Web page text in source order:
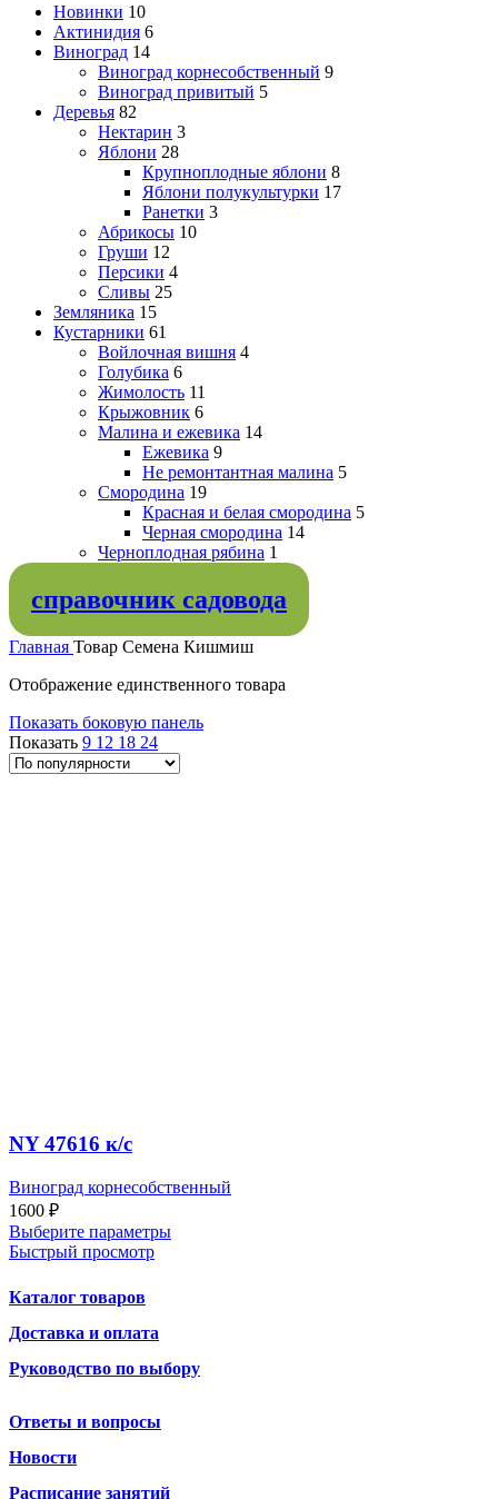
Новинки 10
Актинидия 6
Виноград 14
Виноград корнесобственный 9
Виноград привитый 5
Деревья 82
Нектарин 3
Яблони 28
Крупноплодные яблони 8
Яблони полукультурки 17
Ранетки 3
Абрикосы 10
Груши 12
Персики 4
Сливы 25
Земляника 15
Кустарники 61
Войлочная вишня 4
Голубика 6
Жимолость 11
Крыжовник 6
Малина и ежевика 14
Ежевика 9
Не ремонтантная малина 5
Смородина 19
Красная и белая смородина 5
Черная смородина 14
Черноплодная рябина 1
справочник садовода
Главная Товар Семена Кишмиш
Отображение единственного товара
Показать боковую панель
Показать 9 12 18 24
NY 47616 к/c
Виноград корнесобственный
1600 ₽
Выберите параметры
Быстрый просмотр
Каталог товаров
Доставка и оплата
Руководство по выбору
Ответы и вопросы
Новости
Расписание занятий